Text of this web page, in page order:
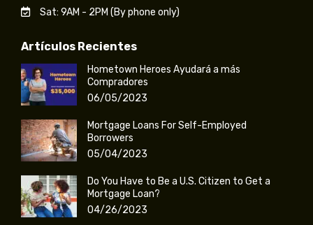
Sat: 9AM - 2PM (By phone only)
Artículos Recientes
Hometown Heroes Ayudará a más
Compradores
06/05/2023
Mortgage Loans For Self-Employed
Borrowers
05/04/2023
Do You Have to Be a U.S. Citizen to Get a
Mortgage Loan?
04/26/2023